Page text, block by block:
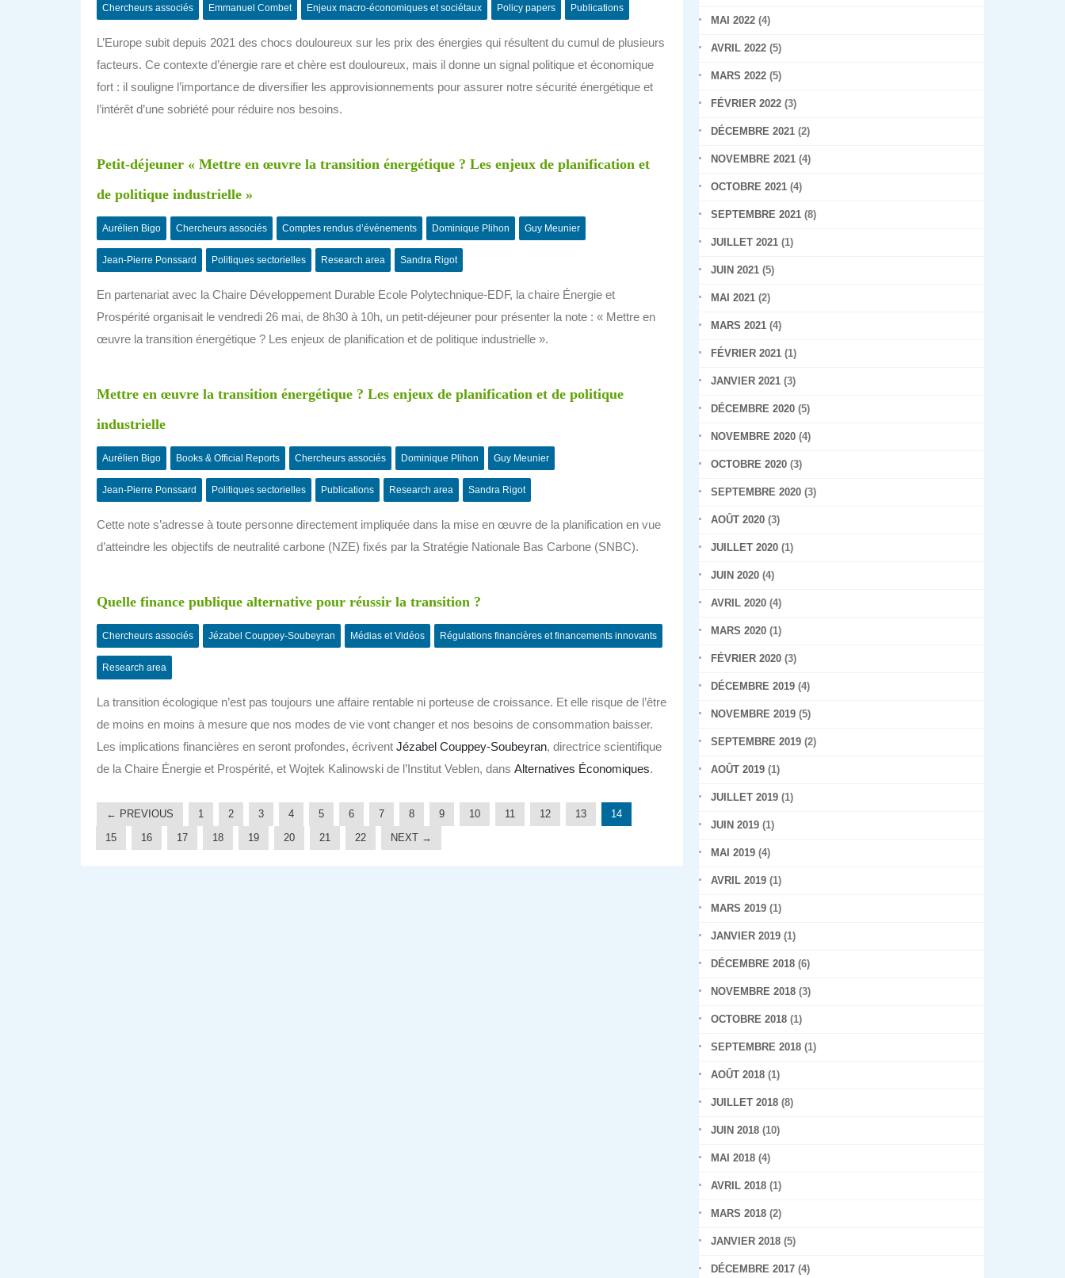
Chercheurs associés Emmanuel Combet Enjeux macro-économiques et sociétaux Policy papers Publications
L’Europe subit depuis 2021 des chocs douloureux sur les prix des énergies qui résultent du cumul de plusieurs
facteurs. Ce contexte d’énergie rare et chère est douloureux, mais il donne un signal politique et économique
fort : il souligne l’importance de diversifier les approvisionnements pour assurer notre sécurité énergétique et
l’intérêt d’une sobriété pour réduire nos besoins.
Petit-déjeuner « Mettre en œuvre la transition énergétique ? Les enjeux de planification et
de politique industrielle »
Aurélien Bigo Chercheurs associés Comptes rendus d’événements Dominique Plihon Guy Meunier
Jean-Pierre Ponssard Politiques sectorielles Research area Sandra Rigot
En partenariat avec la Chaire Développement Durable Ecole Polytechnique-EDF, la chaire Énergie et
Prospérité organisait le vendredi 26 mai, de 8h30 à 10h, un petit-déjeuner pour présenter la note : « Mettre en
œuvre la transition énergétique ? Les enjeux de planification et de politique industrielle ».
Mettre en œuvre la transition énergétique ? Les enjeux de planification et de politique
industrielle
Aurélien Bigo Books & Official Reports Chercheurs associés Dominique Plihon Guy Meunier
Jean-Pierre Ponssard Politiques sectorielles Publications Research area Sandra Rigot
Cette note s’adresse à toute personne directement impliquée dans la mise en œuvre de la planification en vue
d’atteindre les objectifs de neutralité carbone (NZE) fixés par la Stratégie Nationale Bas Carbone (SNBC).
Quelle finance publique alternative pour réussir la transition ?
Chercheurs associés Jézabel Couppey-Soubeyran Médias et Vidéos Régulations financières et financements innovants
Research area
La transition écologique n’est pas toujours une affaire rentable ni porteuse de croissance. Et elle risque de l’être
de moins en moins à mesure que nos modes de vie vont changer et nos besoins de consommation baisser.
Les implications financières en seront profondes, écrivent Jézabel Couppey-Soubeyran, directrice scientifique
de la Chaire Énergie et Prospérité, et Wojtek Kalinowski de l’Institut Veblen, dans Alternatives Économiques.
← PREVIOUS 1 2 3 4 5 6 7 8 9 10 11 12 13
14
15
16 17 18 19 20 21 22 NEXT →
MAI 2022 (4)
AVRIL 2022 (5)
MARS 2022 (5)
FÉVRIER 2022 (3)
DÉCEMBRE 2021 (2)
NOVEMBRE 2021 (4)
OCTOBRE 2021 (4)
SEPTEMBRE 2021 (8)
JUILLET 2021 (1)
JUIN 2021 (5)
MAI 2021 (2)
MARS 2021 (4)
FÉVRIER 2021 (1)
JANVIER 2021 (3)
DÉCEMBRE 2020 (5)
NOVEMBRE 2020 (4)
OCTOBRE 2020 (3)
SEPTEMBRE 2020 (3)
AOÛT 2020 (3)
JUILLET 2020 (1)
JUIN 2020 (4)
AVRIL 2020 (4)
MARS 2020 (1)
FÉVRIER 2020 (3)
DÉCEMBRE 2019 (4)
NOVEMBRE 2019 (5)
SEPTEMBRE 2019 (2)
AOÛT 2019 (1)
JUILLET 2019 (1)
JUIN 2019 (1)
MAI 2019 (4)
AVRIL 2019 (1)
MARS 2019 (1)
JANVIER 2019 (1)
DÉCEMBRE 2018 (6)
NOVEMBRE 2018 (3)
OCTOBRE 2018 (1)
SEPTEMBRE 2018 (1)
AOÛT 2018 (1)
JUILLET 2018 (8)
JUIN 2018 (10)
MAI 2018 (4)
AVRIL 2018 (1)
MARS 2018 (2)
JANVIER 2018 (5)
DÉCEMBRE 2017 (4)